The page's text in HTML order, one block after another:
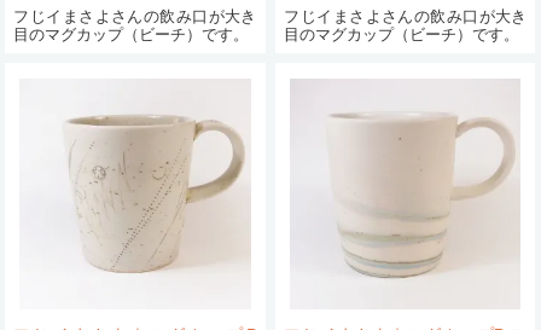
フじイまさよさんの飲み口が大き
目のマグカップ（ビーチ）です。
フじイまさよさんの飲み口が大き
目のマグカップ（ビーチ）です。